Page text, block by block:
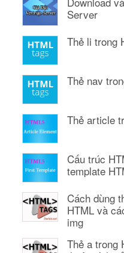
Server
Thẻ li trong
Thẻ nav
Thẻ article
Cấu trúc
template
Cách dùng
HTML và
img
Thẻ a trong